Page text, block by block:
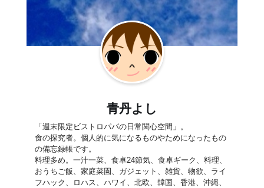
青丹よし
「週末限定ビストロパパの日常関心空間」。
食の探究者。個人的に気になるものやためになったもの
の備忘録帳です。
料理多め。一汁一菜、食卓24節気、食卓ギーク、料理、
おうちご飯、家庭菜園、ガジェット、雑貨、物欲、ライ
フハック、ロハス、ハワイ、北欧、韓国、香港、沖縄、